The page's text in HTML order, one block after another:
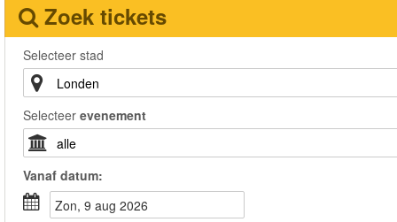
Zoek tickets
Selecteer stad
Selecteer evenement
Vanaf datum:
zon, 9 aug 2026